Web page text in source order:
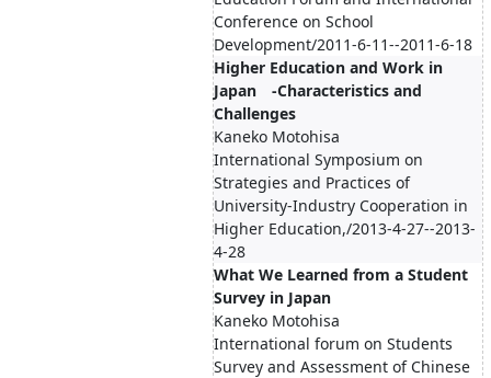
Conference on School
Development/2011-6-11--2011-6-18
Higher Education and Work in
Japan -Characteristics and
Challenges
Kaneko Motohisa
International Symposium on
Strategies and Practices of
University-Industry Cooperation in
Higher Education,/2013-4-27--2013-
4-28
What We Learned from a Student
Survey in Japan
Kaneko Motohisa
International forum on Students
Survey and Assessment of Chinese